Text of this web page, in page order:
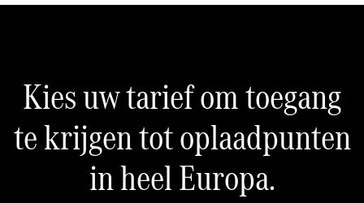
Kies uw tarief om toegang
te krijgen tot oplaadpunten
in heel Europa.